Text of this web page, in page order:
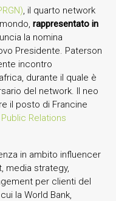
, il quarto network
rappresentato in
la nomina
Presidente. Paterson
incontro
durante il quale è
del network. Il neo
il posto di Francine
Public Relations
in ambito influencer
media strategy,
per clienti del
la World Bank,